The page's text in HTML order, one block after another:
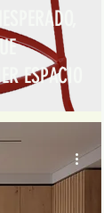
ESPACIO